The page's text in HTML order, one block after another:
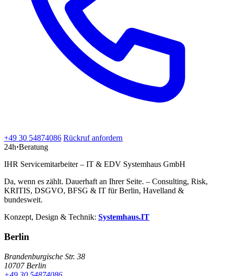
+49 30 54874086 Rückruf anfordern
24h·Beratung
IHR Servicemitarbeiter – IT & EDV Systemhaus GmbH
Da, wenn es zählt. Dauerhaft an Ihrer Seite. – Consulting, Risk,
KRITIS, DSGVO, BFSG & IT für Berlin, Havelland &
bundesweit.
Konzept, Design & Technik: Systemhaus.IT
Berlin
Brandenburgische Str. 38
10707 Berlin